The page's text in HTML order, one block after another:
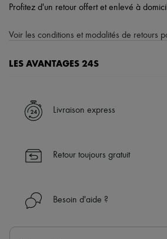
Profitez d'un retour offert et enlevé à
Voir les conditions et modalités de retours
LES AVANTAGES 24S
✓ Bénéficiez de la livraison express dans
✓ Soyez libre de changer d’avis, les
client 24h/24
En savoir plus sur 24S, une maison du
Livraison express
Retour toujours gratuit
Besoin d'aide ?